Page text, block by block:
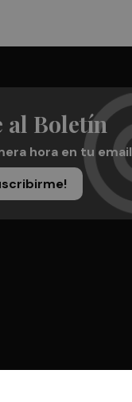
al Boletín
hora en tu email